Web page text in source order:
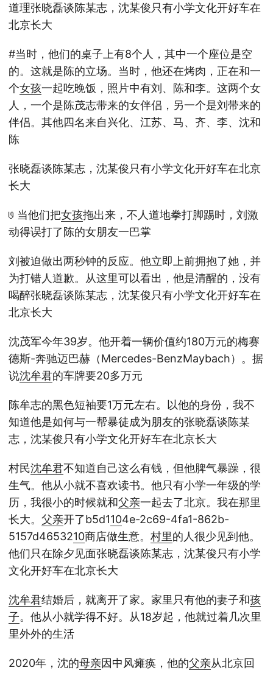
道理张晓磊谈陈某志，沈某俊只有小学文化开好车在
北京长大
#当时，他们的桌子上有8个人，其中一个座位是空
的。这就是陈的立场。当时，他还在烤肉，正在和一
个女孩一起吃晚饭，照片中有刘、陈和李。这两个女
人，一个是陈茂志带来的女伴侣，另一个是刘带来的
伴侣。其他四名来自兴化、江苏、马、齐、李、沈和
陈
张晓磊谈陈某志，沈某俊只有小学文化开好车在北京
长大
𞓜 当他们把女孩拖出来，不人道地拳打脚踢时，刘激
动得误打了陈的女朋友一巴掌
刘被迫做出两秒钟的反应。他立即上前拥抱了她，并
为打错人道歉。从这里可以看出，他是清醒的，没有
喝醉张晓磊谈陈某志，沈某俊只有小学文化开好车在
北京长大
沈茂军今年39岁。他开着一辆价值约180万元的梅赛
德斯-奔驰迈巴赫（Mercedes-BenzMaybach）。据
说沈牟君的车牌要20多万元
陈牟志的黑色短袖要1万元左右。以他的身份，我不
知道他是如何与一帮暴徒成为朋友的张晓磊谈陈某
志，沈某俊只有小学文化开好车在北京长大
村民沈牟君不知道自己这么有钱，但他脾气暴躁，很
生气。他从小就不喜欢读书。他只有小学一年级的学
历，我很小的时候就和父亲一起去了北京。我在那里
长大。 父亲开了b5d1104e-2c69-4fa1-862b-
5157d4653210商店做生意。 村里的人很少见到他。
他们只在除夕见面张晓磊谈陈某志，沈某俊只有小学
文化开好车在北京长大
沈牟君结婚后，就离开了家。家里只有他的妻子和孩
子。他从小就学得不好。从18岁起，他就过着几次里
里外外的生活
2020年，沈的母亲因中风瘫痪，他的父亲从北京回